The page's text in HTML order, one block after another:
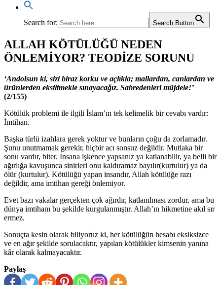
Search for: Search Button
ALLAH KÖTÜLÜĞÜ NEDEN
ÖNLEMİYOR? TEODİZE SORUNU
‘Andolsun ki, sizi biraz korku ve açlıkla; mallardan, canlardan ve
ürünlerden eksiltmekle sınayacağız. Sabredenleri müjdele!’
(2/155)
Kötülük problemi ile ilgili İslam’ın tek kelimelik bir cevabı vardır:
İmtihan.
Başka türlü izahlara gerek yoktur ve bunların çoğu da zorlamadır.
Şunu unutmamak gerekir, hiçbir acı sonsuz değildir. Mutlaka bir
sonu vardır, biter. İnsana işkence yapsanız ya katlanabilir, ya belli bir
ağırlığa kavuşunca sinirleri onu kaldıramaz bayılır(kurtulur) ya da
ölür (kurtulur). Kötülüğü yapan insandır, Allah kötülüğe razı
değildir, ama imtihan gereği önlemiyor.
Evet bazı vakalar gerçekten çok ağırdır, katlanılması zordur, ama bu
dünya imtihanı bu şekilde kurgulanmıştır. Allah’ın hikmetine akıl sır
ermez.
Sonuçta kesin olarak biliyoruz ki, her kötülüğün hesabı eksiksizce
ve en ağır şekilde sorulacaktır, yapılan kötülükler kimsenin yanına
kâr olarak kalmayacaktır.
Paylaş